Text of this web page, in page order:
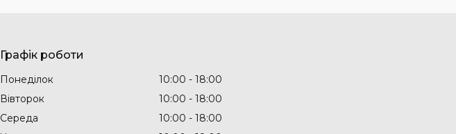
Графік роботи
Понеділок 10:00
18:00
Вівторок
10:00
18:00
Середа
10:00
18:00